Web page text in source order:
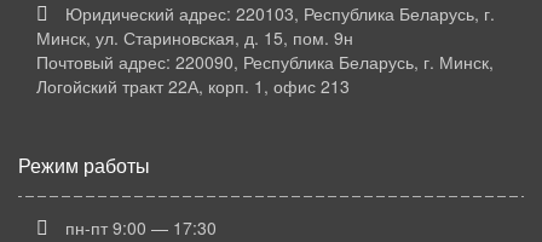
Юридический адрес: 220103, Республика Беларусь, г.
Минск, ул. Стариновская, д. 15, пом. 9н
Почтовый адрес: 220090, Республика Беларусь, г. Минск,
Логойский тракт 22А, корп. 1, офис 213
Режим работы
пн-пт 9:00 — 17:30